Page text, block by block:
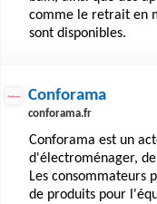
comme le retrait en
sont disponibles.
Conforama
conforama.fr
Conforama est un
d'électroménager,
Les consommateurs
de produits pour